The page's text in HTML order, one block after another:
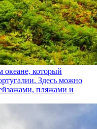
океане, который
Здесь можно
пляжами и